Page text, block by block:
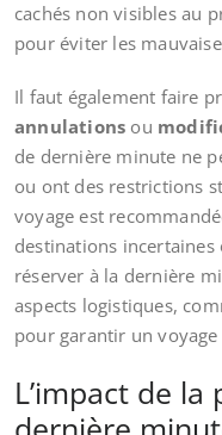
cachés non visibles au
pour éviter les
Il faut également faire
annulations ou
de dernière minute ne
ou ont des restrictions
voyage est
destinations incertaines
réserver à la dernière
aspects logistiques,
pour garantir un voyage
L’impact de